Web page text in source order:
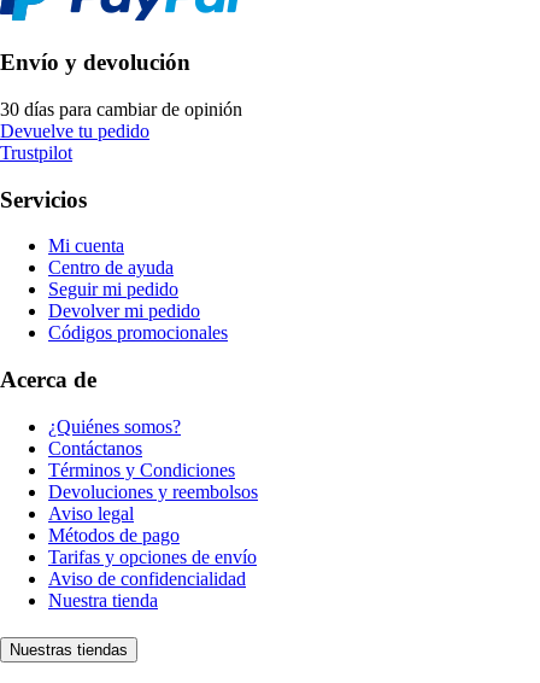
Envío y devolución
30 días para cambiar de opinión
Devuelve tu pedido
Trustpilot
Servicios
Mi cuenta
Centro de ayuda
Seguir mi pedido
Devolver mi pedido
Códigos promocionales
Acerca de
¿Quiénes somos?
Contáctanos
Términos y Condiciones
Devoluciones y reembolsos
Aviso legal
Métodos de pago
Tarifas y opciones de envío
Aviso de confidencialidad
Nuestra tienda
Nuestras tiendas